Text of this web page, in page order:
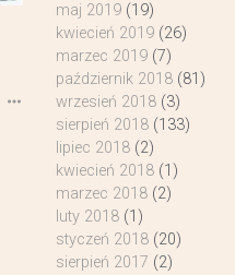
maj 2019(19)
kwiecień 2019(26)
marzec 2019(7)
październik 2018(81)
wrzesień 2018(3)
sierpień 2018(133)
lipiec 2018(2)
kwiecień 2018(1)
marzec 2018(2)
luty 2018(1)
styczeń 2018(20)
sierpień 2017 (2)